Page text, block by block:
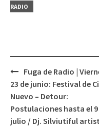
RADIO
Navegación
de
entradas
Fuga de Radio |
23 de junio: Festival de
Nuevo – Detour:
Postulaciones hasta el 9
julio / Dj. Silviutiful